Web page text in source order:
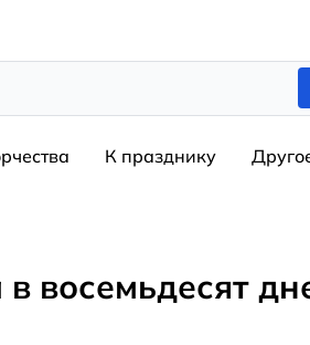
К празднику
в восемьдесят